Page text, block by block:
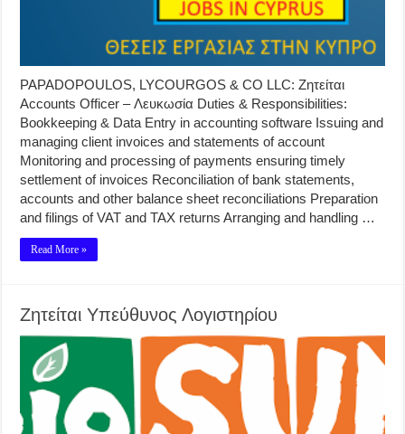
PAPADOPOULOS, LYCOURGOS & CO LLC: Ζητείται
Accounts Officer – Λευκωσία Duties & Responsibilities:
Bookkeeping & Data Entry in accounting software Issuing and
managing client invoices and statements of account
Monitoring and processing of payments ensuring timely
settlement of invoices Reconciliation of bank statements,
accounts and other balance sheet reconciliations Preparation
and filings of VAT and TAX returns Arranging and handling …
Read More »
Ζητείται Υπεύθυνος Λογιστηρίου